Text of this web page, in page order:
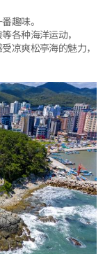
趣味。
各种海洋运动，
凉爽松亭海的魅力，